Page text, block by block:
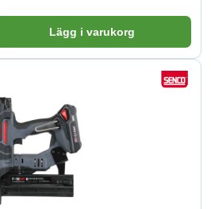
Lägg i varukorg